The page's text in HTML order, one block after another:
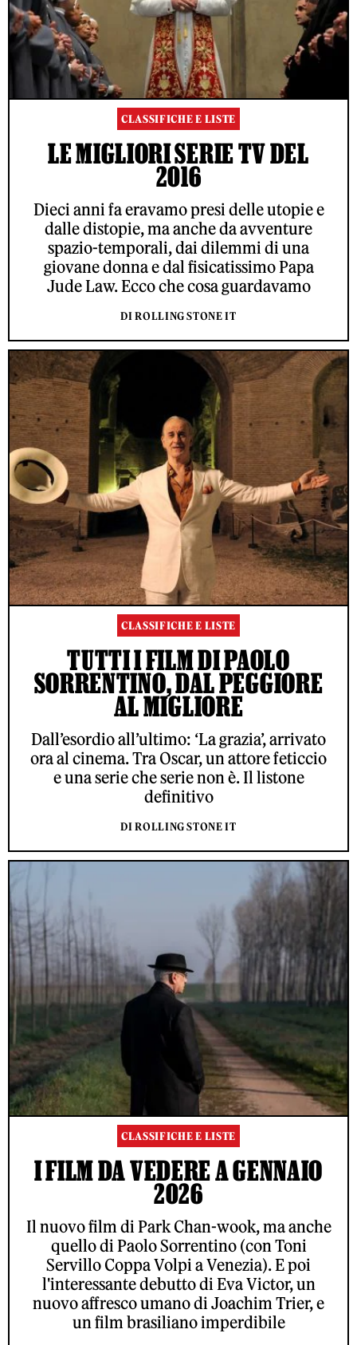
CLASSIFICHE E LISTE
LE MIGLIORI SERIE TV DEL
2016
Dieci anni fa eravamo presi delle utopie e
dalle distopie, ma anche da avventure
spazio-temporali, dai dilemmi di una
giovane donna e dal fisicatissimo Papa
Jude Law. Ecco che cosa guardavamo
DI ROLLING STONE IT
CLASSIFICHE E LISTE
TUTTI I FILM DI PAOLO
SORRENTINO, DAL PEGGIORE
AL MIGLIORE
Dall’esordio all’ultimo: ‘La grazia’, arrivato
ora al cinema. Tra Oscar, un attore feticcio
e una serie che serie non è. Il listone
definitivo
DI ROLLING STONE IT
CLASSIFICHE E LISTE
I FILM DA VEDERE A GENNAIO
2026
Il nuovo film di Park Chan-wook, ma anche
quello di Paolo Sorrentino (con Toni
Servillo Coppa Volpi a Venezia). E poi
l'interessante debutto di Eva Victor, un
nuovo affresco umano di Joachim Trier, e
un film brasiliano imperdibile